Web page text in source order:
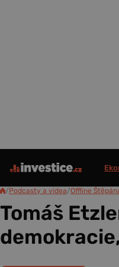
/Podcasty a videa/Offline
Tomáš